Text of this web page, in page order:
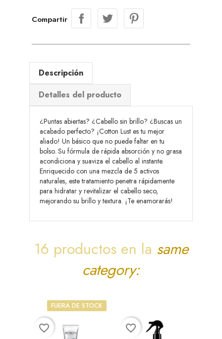
Compartir
Descripción
Detalles del producto
¿Puntas abiertas? ¿Cabello sin brillo? ¿Buscas un
acabado perfecto? ¡Cotton Lust es tu mejor
aliado! Un básico que no puede faltar en tu
bolso. Su fórmula de rápida absorción y no grasa
acondiciona y suaviza el cabello al instante.
Enriquecido con una mezcla de 5 activos
naturales, este tratamiento penetra rápidamente
para hidratar y revitalizar el cabello seco,
mejorando su brillo y textura. ¡Te enamorarás!
16 productos en la same
category:
FUERA DE STOCK
favorite_border favorite_border